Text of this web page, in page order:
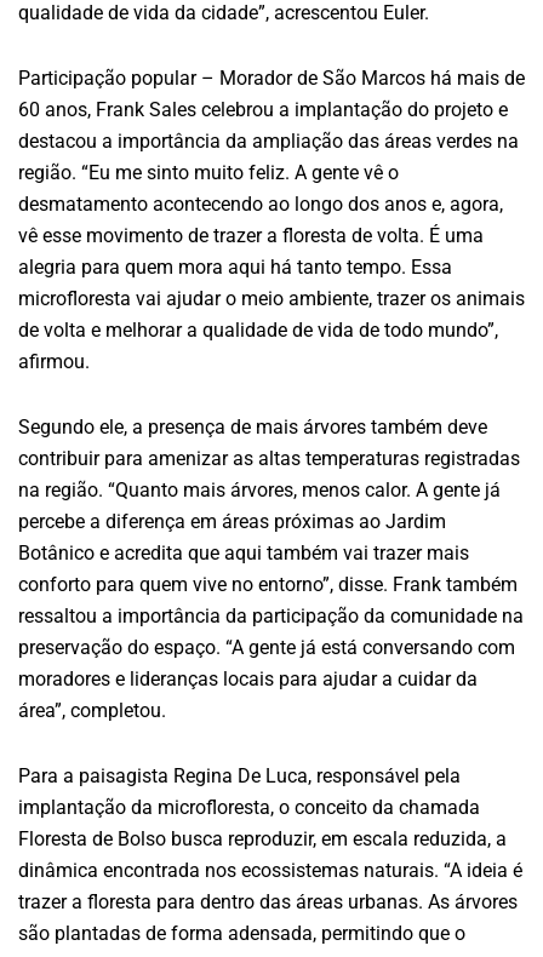
qualidade de vida da cidade”, acrescentou Euler.
Participação popular – Morador de São Marcos há mais de
60 anos, Frank Sales celebrou a implantação do projeto e
destacou a importância da ampliação das áreas verdes na
região. “Eu me sinto muito feliz. A gente vê o
desmatamento acontecendo ao longo dos anos e, agora,
vê esse movimento de trazer a floresta de volta. É uma
alegria para quem mora aqui há tanto tempo. Essa
microfloresta vai ajudar o meio ambiente, trazer os animais
de volta e melhorar a qualidade de vida de todo mundo”,
afirmou.
Segundo ele, a presença de mais árvores também deve
contribuir para amenizar as altas temperaturas registradas
na região. “Quanto mais árvores, menos calor. A gente já
percebe a diferença em áreas próximas ao Jardim
Botânico e acredita que aqui também vai trazer mais
conforto para quem vive no entorno”, disse. Frank também
ressaltou a importância da participação da comunidade na
preservação do espaço. “A gente já está conversando com
moradores e lideranças locais para ajudar a cuidar da
área”, completou.
Para a paisagista Regina De Luca, responsável pela
implantação da microfloresta, o conceito da chamada
Floresta de Bolso busca reproduzir, em escala reduzida, a
dinâmica encontrada nos ecossistemas naturais. “A ideia é
trazer a floresta para dentro das áreas urbanas. As árvores
são plantadas de forma adensada, permitindo que o